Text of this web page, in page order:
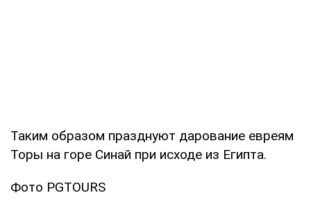
Таким образом празднуют дарование евреям
Торы на горе Синай при исходе из Египта.
Фото PGTOURS